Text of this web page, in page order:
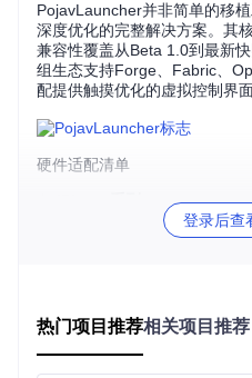
PojavLauncher并非简单的移
深度优化的完整解决方案。其
兼容性覆盖从Beta 1.0到最新
组生态支持Forge、Fabric、
配提供触摸优化的虚拟控制界
硬件适配清单
支持机型：iPhone 6s及更
🖥️iPad系列
登录后查
热门项目推荐相关项目推荐